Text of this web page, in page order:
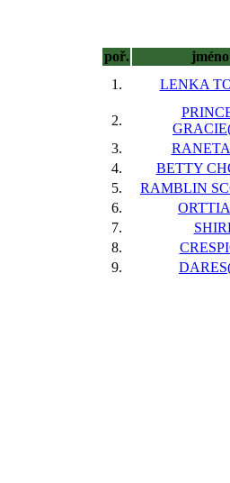
poř.
1.
LENKA
2.
3.
4.
BETTY
5.
RAMBLIN
6.
7.
8.
9.